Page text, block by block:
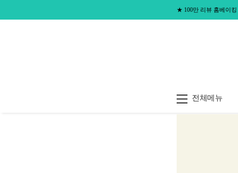
★ 100만 리뷰 홈베이
전체메뉴